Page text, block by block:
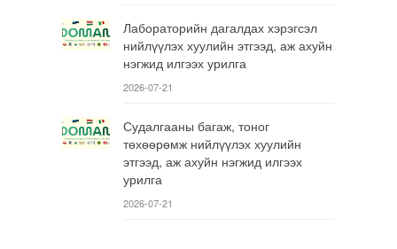
Лабораторийн дагалдах хэрэгсэл
нийлүүлэх хуулийн этгээд, аж ахуйн
нэгжид илгээх урилга
2026-07-21
Судалгааны багаж, тоног
төхөөрөмж нийлүүлэх хуулийн
этгээд, аж ахуйн нэгжид илгээх
урилга
2026-07-21